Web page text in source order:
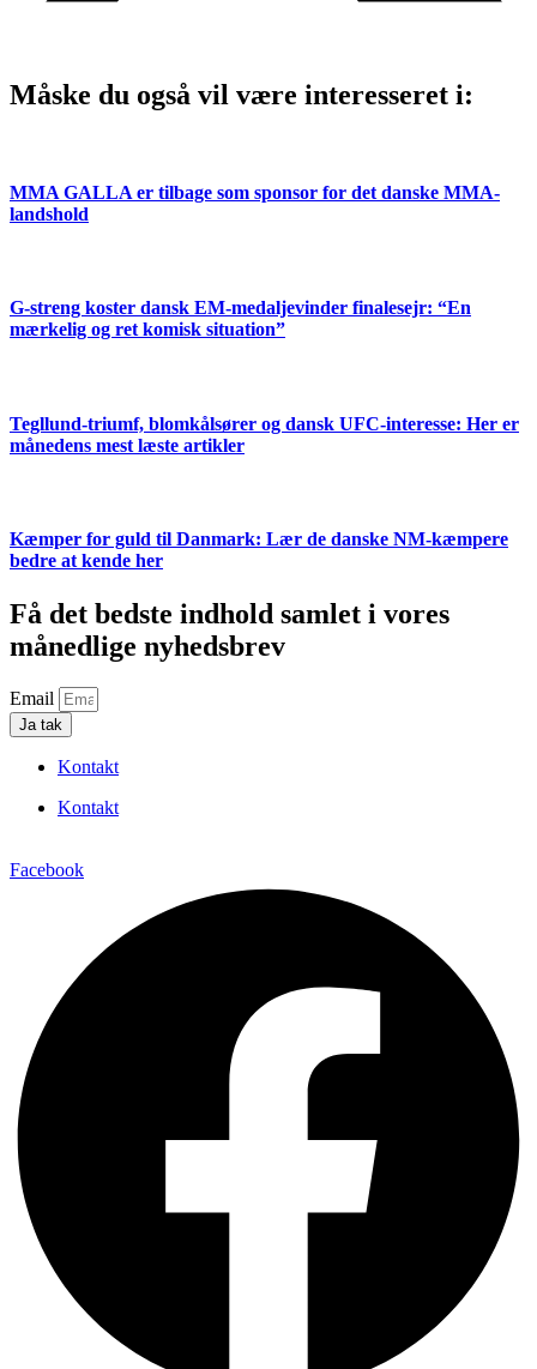
Måske du også vil være interesseret i:
MMA GALLA er tilbage som sponsor for det danske MMA-
landshold
G-streng koster dansk EM-medaljevinder finalesejr: “En
mærkelig og ret komisk situation”
Tegllund-triumf, blomkålsører og dansk UFC-interesse: Her er
månedens mest læste artikler
Kæmper for guld til Danmark: Lær de danske NM-kæmpere
bedre at kende her
Få det bedste indhold samlet i vores
månedlige nyhedsbrev
Email
Ja tak
Kontakt
Kontakt
Facebook